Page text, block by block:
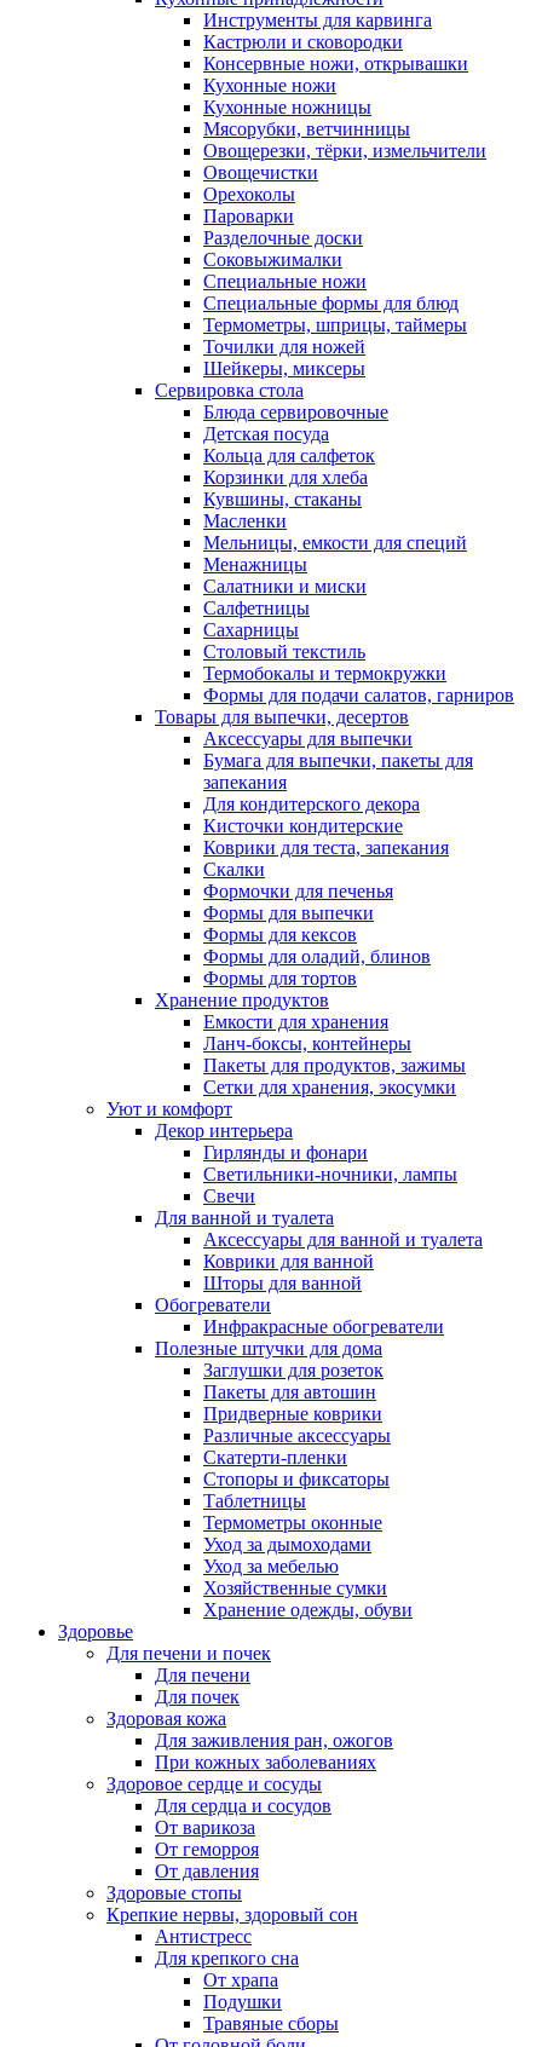
Инструменты для карвинга
Кастрюли и сковородки
Консервные ножи, открывашки
Кухонные ножи
Кухонные ножницы
Мясорубки, ветчинницы
Овощерезки, тёрки, измельчители
Овощечистки
Орехоколы
Пароварки
Разделочные доски
Соковыжималки
Специальные ножи
Специальные формы для блюд
Термометры, шприцы, таймеры
Точилки для ножей
Шейкеры, миксеры
Сервировка стола
Блюда сервировочные
Детская посуда
Кольца для салфеток
Корзинки для хлеба
Кувшины, стаканы
Масленки
Мельницы, емкости для специй
Менажницы
Салатники и миски
Салфетницы
Сахарницы
Столовый текстиль
Термобокалы и термокружки
Формы для подачи салатов, гарниров
Товары для выпечки, десертов
Аксессуары для выпечки
Бумага для выпечки, пакеты для
запекания
Для кондитерского декора
Кисточки кондитерские
Коврики для теста, запекания
Скалки
Формочки для печенья
Формы для выпечки
Формы для кексов
Формы для оладий, блинов
Формы для тортов
Хранение продуктов
Емкости для хранения
Ланч-боксы, контейнеры
Пакеты для продуктов, зажимы
Сетки для хранения, экосумки
Уют и комфорт
Декор интерьера
Гирлянды и фонари
Светильники-ночники, лампы
Свечи
Для ванной и туалета
Аксессуары для ванной и туалета
Коврики для ванной
Шторы для ванной
Обогреватели
Инфракрасные обогреватели
Полезные штучки для дома
Заглушки для розеток
Пакеты для автошин
Придверные коврики
Различные аксессуары
Скатерти-пленки
Стопоры и фиксаторы
Таблетницы
Термометры оконные
Уход за дымоходами
Уход за мебелью
Хозяйственные сумки
Хранение одежды, обуви
Здоровье
Для печени и почек
Для печени
Для почек
Здоровая кожа
Для заживления ран, ожогов
При кожных заболеваниях
Здоровое сердце и сосуды
Для сердца и сосудов
От варикоза
От геморроя
От давления
Здоровые стопы
Крепкие нервы, здоровый сон
Антистресс
Для крепкого сна
От храпа
Подушки
Травяные сборы